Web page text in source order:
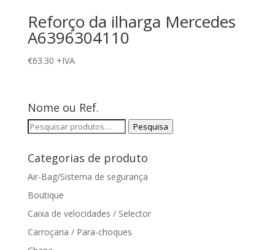
Reforço da ilharga Mercedes
A6396304110
€63.30 +IVA
Nome ou Ref.
Pesquisar
Pesquisa
Categorias de produto
Air-Bag/Sistema de segurança
Boutique
Caixa de velocidades / Selector
Carroçaria / Para-choques